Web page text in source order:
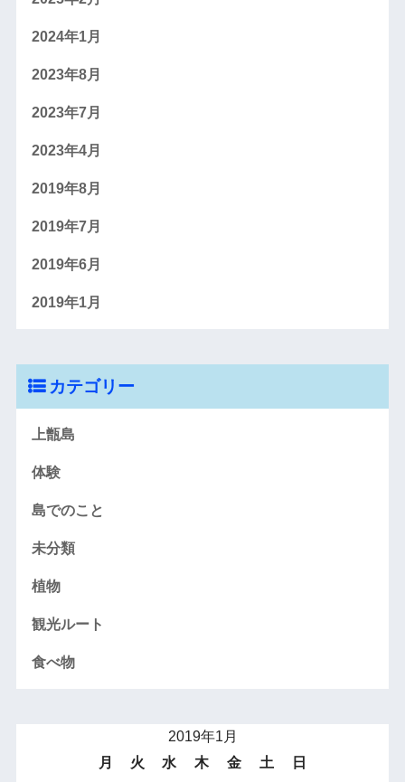
2024年1月
2023年8月
2023年7月
2023年4月
2019年8月
2019年7月
2019年6月
2019年1月
カテゴリー
上甑島
体験
島でのこと
未分類
植物
観光ルート
食べ物
2019年1月
月
火 水 木 金 土
日